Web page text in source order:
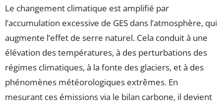
Le changement climatique est amplifié par
l’accumulation excessive de GES dans l’atmosphère, qui
augmente l’effet de serre naturel. Cela conduit à une
élévation des températures, à des perturbations des
régimes climatiques, à la fonte des glaciers, et à des
phénomènes météorologiques extrêmes. En
mesurant ces émissions via le bilan carbone, il devient